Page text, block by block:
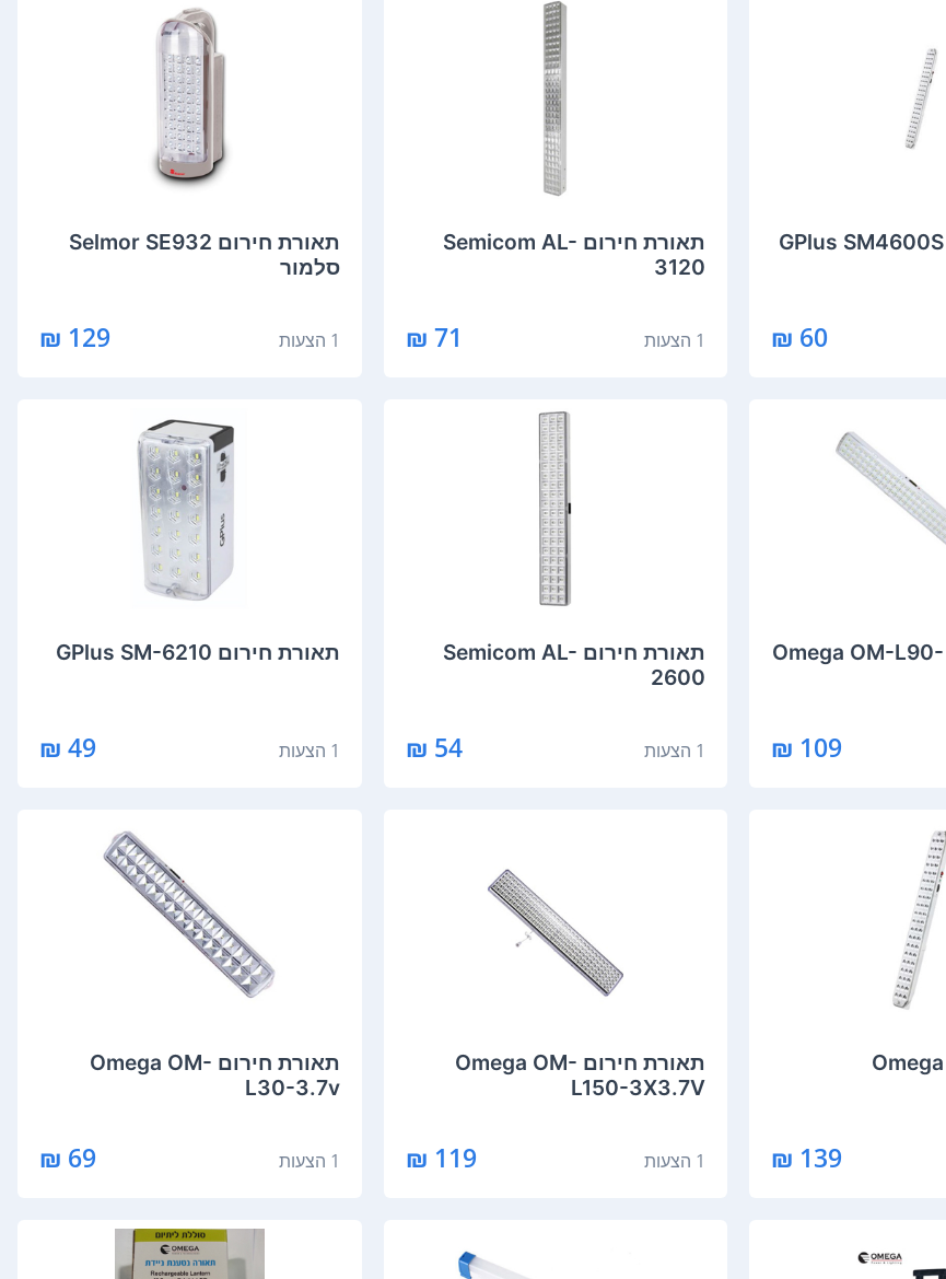
60 ₪
תאורת חירום Semicom AL-
3120
1 הצעות 71 ₪
תאורת חירום Selmor SE932
סלמור
1 הצעות 129 ₪
תאורת חירום Omega OM-L90-
109 ₪
תאורת חירום Semicom AL-
2600
1 הצעות 54 ₪
תאורת חירום GPlus SM-6210
1 הצעות 49 ₪
תאורת חירום Omega
139 ₪
תאורת חירום Omega OM-
L150-3X3.7V
1 הצעות 119 ₪
תאורת חירום Omega OM-
L30-3.7v
1 הצעות 69 ₪